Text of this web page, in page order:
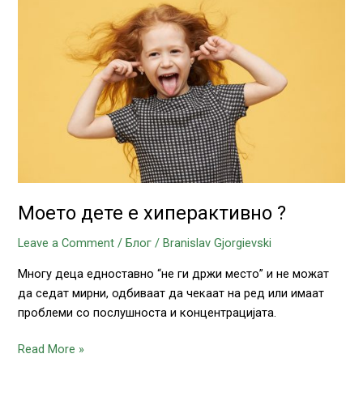
Моето дете е хиперактивно ?
Leave a Comment /Блог /Branislav Gjorgievski
Многу деца едноставно “не ги држи место” и не можат
да седат мирни, одбиваат да чекаат на ред или имаат
проблеми со послушноста и концентрацијата.
хиперактивно
Read More »